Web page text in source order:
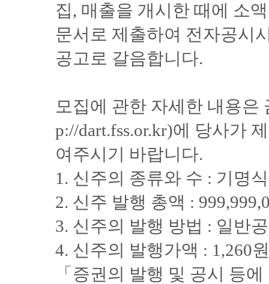
집, 매출을 개시한 때에 소
문서로 제출하여 전자공시
공고로 갈음합니다.
모집에 관한 자세한 내용
p://dart.fss.or.kr)에 당사가
여주시기 바랍니다.
1. 신주의 종류와 수 : 기명
2. 신주 발행 총액 :
3. 신주의 발행 방법 : 일반
4. 신주의 발행가액 : 1,260원
「증권의 발행 및 공시 등